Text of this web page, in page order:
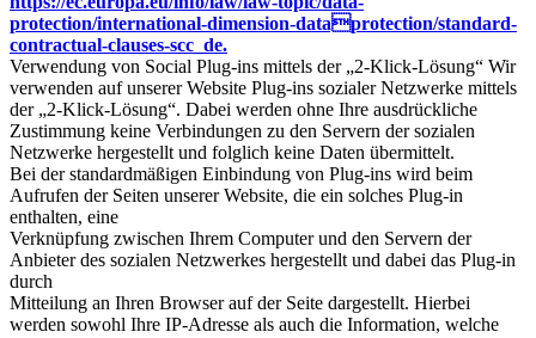
protection/international-dimension-dataprotection/standard-
contractual-clauses-scc_de.
Verwendung von Social Plug-ins mittels der „2-Klick-Lösung“ Wir
verwenden auf unserer Website Plug-ins sozialer Netzwerke mittels
der „2-Klick-Lösung“. Dabei werden ohne Ihre ausdrückliche
Zustimmung keine Verbindungen zu den Servern der sozialen
Netzwerke hergestellt und folglich keine Daten übermittelt.
Bei der standardmäßigen Einbindung von Plug-ins wird beim
Aufrufen der Seiten unserer Website, die ein solches Plug-in
enthalten, eine
Verknüpfung zwischen Ihrem Computer und den Servern der
Anbieter des sozialen Netzwerkes hergestellt und dabei das Plug-in
durch
Mitteilung an Ihren Browser auf der Seite dargestellt. Hierbei
werden sowohl Ihre IP-Adresse als auch die Information, welche